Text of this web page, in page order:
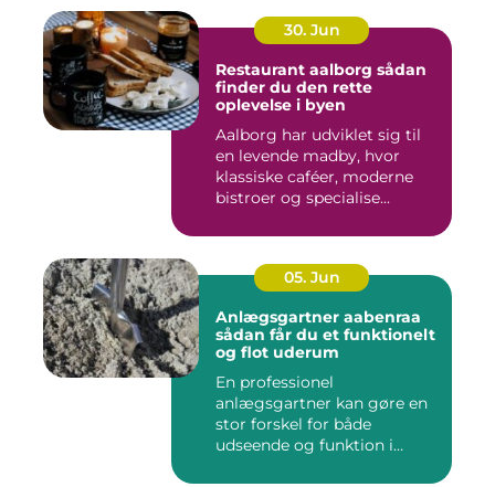
30. Jun
Restaurant aalborg sådan
finder du den rette
oplevelse i byen
Aalborg har udviklet sig til
en levende madby, hvor
klassiske caféer, moderne
bistroer og specialise...
05. Jun
Anlægsgartner aabenraa
sådan får du et funktionelt
og flot uderum
En professionel
anlægsgartner kan gøre en
stor forskel for både
udseende og funktion i